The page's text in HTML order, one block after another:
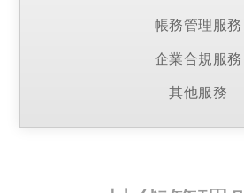
帳務管理服務
企業合規服務
其他服務